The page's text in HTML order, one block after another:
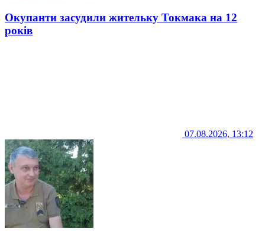
Окупанти засудили жительку Токмака на 12
років
07.08.2026, 13:12